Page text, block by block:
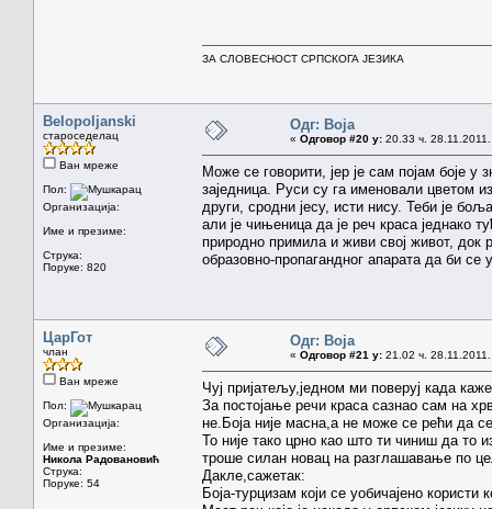
ЗА СЛОВЕСНОСТ СРПСКОГА ЈЕЗИКА
Belopoljanski
староседелац
Ван мреже
Пол:
Организација:
Име и презиме:
Струка:
Поруке: 820
Одг: Boja
« Одговор #20 у: 20.33 ч.
Може се говорити, јер је сам појам боје у
заједница. Руси су га именовали цветом
други, сродни јесу, исти нису. Теби је
али је чињеница да је реч краса једнако
природно примила и живи свој живот,
образовно-пропагандног апарата да би
ЦарГот
члан
Ван мреже
Пол:
Организација:
Име и презиме:
Никола Радовановић
Струка:
Поруке: 54
Одг: Boja
« Одговор #21 у: 21.02 ч.
Чуј пријатељу,једном ми поверуј када
За постојање речи краса сазнао сам на
не.Боја није масна,а не може се рећи да
То није тако црно као што ти чиниш да то
троше силан новац на разглашавање по
Дакле,сажетак:
Боја-турцизам који се уобичајено користи